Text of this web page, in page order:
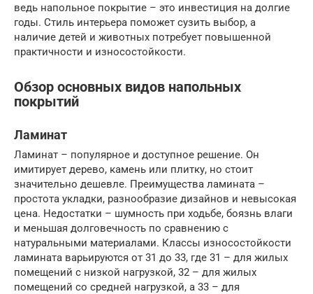
ведь напольное покрытие – это инвестиция на долгие
годы. Стиль интерьера поможет сузить выбор, а
наличие детей и животных потребует повышенной
практичности и износостойкости.
Обзор основных видов напольных
покрытий
Ламинат
Ламинат – популярное и доступное решение. Он
имитирует дерево, камень или плитку, но стоит
значительно дешевле. Преимущества ламината –
простота укладки, разнообразие дизайнов и невысокая
цена. Недостатки – шумность при ходьбе, боязнь влаги
и меньшая долговечность по сравнению с
натуральными материалами. Классы износостойкости
ламината варьируются от 31 до 33, где 31 – для жилых
помещений с низкой нагрузкой, 32 – для жилых
помещений со средней нагрузкой, а 33 – для